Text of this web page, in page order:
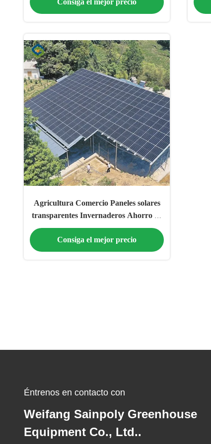
Consiga el mejor precio
Agricultura Comercio Paneles solares
transparentes Invernaderos Ahorro de
energía
Consiga el mejor precio
Éntrenos en contacto con
Weifang Sainpoly Greenhouse
Equipment Co., Ltd..